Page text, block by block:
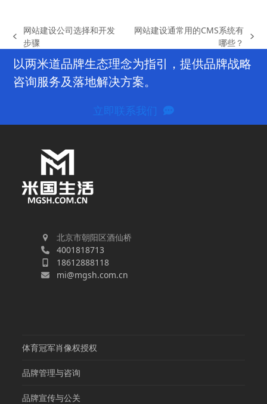
previous
网站建设公司选择和开发
步骤
网站建设通常用的CMS系统有
哪些？
以两米道品牌生态理念为指引，提供品牌战略
咨询服务及落地解决方案。
立即联系我们
北京市朝阳区酒仙桥
4001818713
18612888118
mi@mgsh.com.cn
体育冠军肖像权授权
品牌管理与咨询
品牌宣传与公关